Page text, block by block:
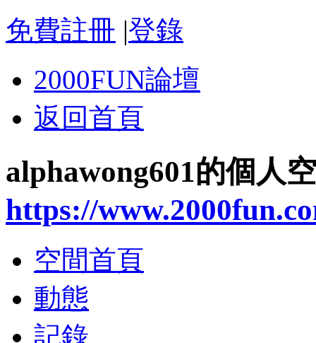
免費註冊 |登錄
2000FUN論壇
返回首頁
alphawong601的個人
https://
空間首頁
動態
記錄